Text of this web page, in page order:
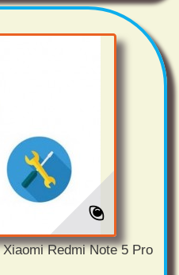
Redmi Note 5 Pro